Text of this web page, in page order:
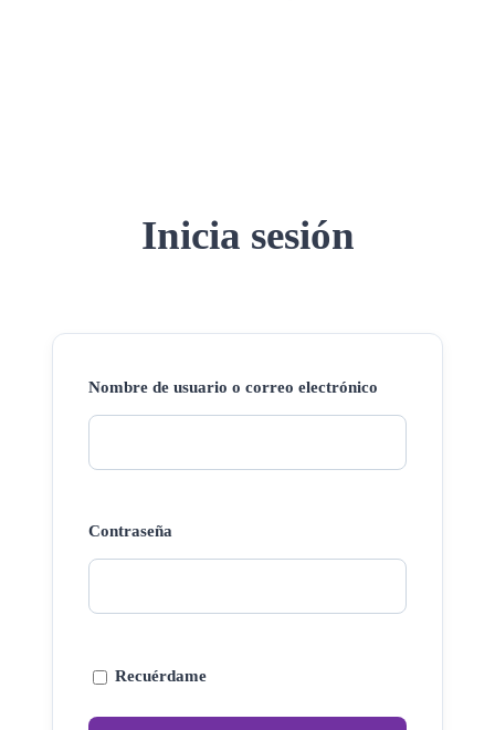
Inicia sesión
Nombre de usuario o correo electrónico
Contraseña
Recuérdame